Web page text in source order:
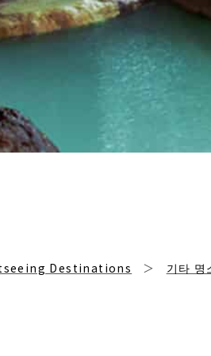
Destinations 기타 명